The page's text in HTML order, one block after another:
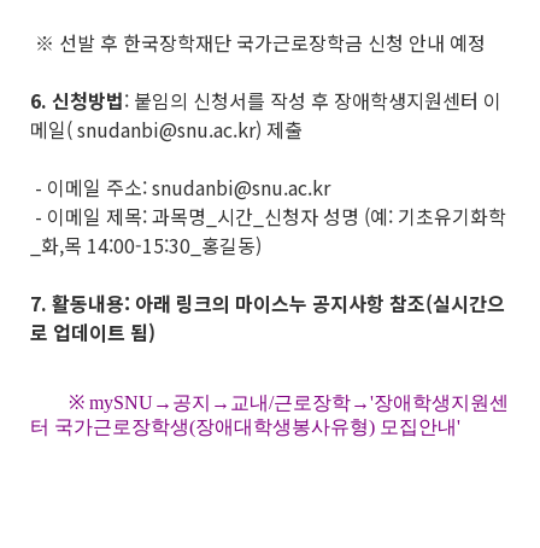
※ 선발 후 한국장학재단 국가근로장학금 신청 안내 예정
6. 신청방법: 붙임의 신청서를 작성 후 장애학생지원센터 이
메일( snudanbi@snu.ac.kr) 제출
- 이메일 주소: snudanbi@snu.ac.kr
- 이메일 제목: 과목명_시간_신청자 성명 (예: 기초유기화학
_화,목 14:00-15:30_홍길동)
7. 활동내용: 아래 링크의 마이스누 공지사항 참조(실시간으
로 업데이트 됨)
※ mySNU→공지→교내/근로장학→'장애학생지원센
터 국가근로장학생(장애대학생봉사유형) 모집안내'